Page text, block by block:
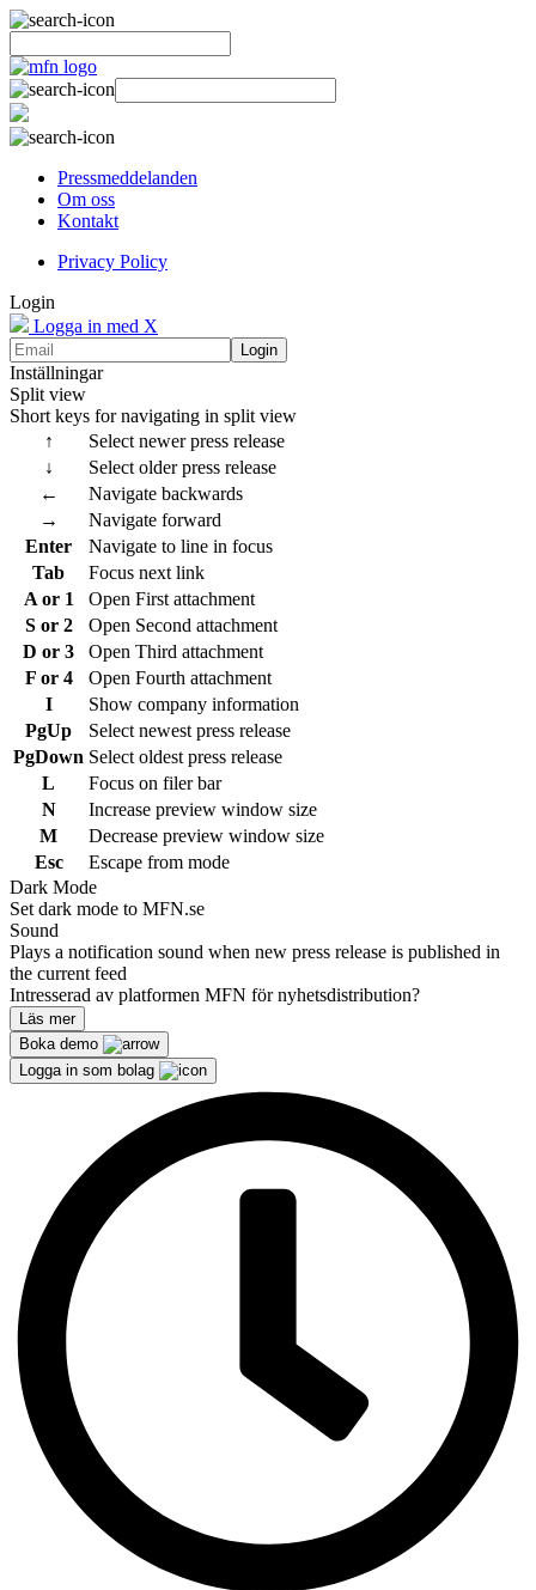
Pressmeddelanden
Om oss
Kontakt
Privacy Policy
Login
Logga in med X
Login
Inställningar
Split view
Short keys for navigating in split view
↑
Select newer press release
↓
Select older press release
←
Navigate backwards
→
Navigate forward
Enter
Navigate to line in focus
Tab
Focus next link
A or 1
Open First attachment
S or 2
Open Second attachment
D or 3
Open Third attachment
F or 4
Open Fourth attachment
I
Show company information
PgUp
Select newest press release
PgDown Select oldest press release
L
Focus on filer bar
N
Increase preview window size
M
Decrease preview window size
Esc
Escape from mode
Dark Mode
Set dark mode to MFN.se
Sound
Plays a notification sound when new press release is published in
the current feed
Intresserad av platformen MFN för nyhetsdistribution?
Läs mer
Boka demo
Logga in som bolag